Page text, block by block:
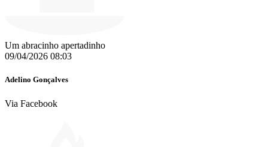
Um abracinho apertadinho
09/04/2026 08:03
Adelino Gonçalves
Via Facebook